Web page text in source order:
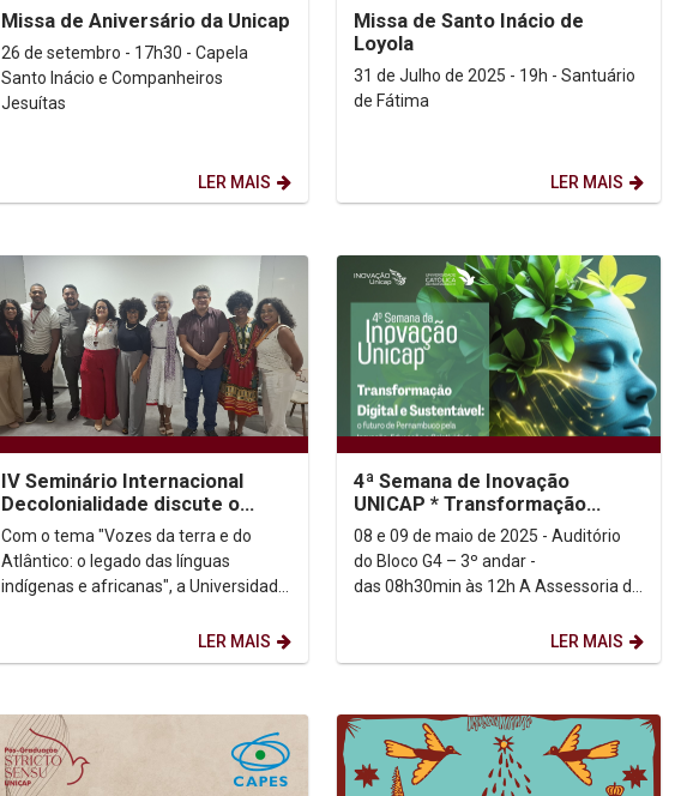
Missa de Aniversário da Unicap
26 de setembro - 17h30 - Capela
Santo Inácio e Companheiros
Jesuítas
LER MAIS
Missa de Santo Inácio de
Loyola
31 de Julho de 2025 - 19h - Santuário
de Fátima
LER MAIS
IV Seminário Internacional
Decolonialidade discute o
legado das línguas indígenas e
africanas
Com o tema "Vozes da terra e do
Atlântico: o legado das línguas
indígenas e africanas", a Universidade
LER MAIS
4ª Semana de Inovação
UNICAP * Transformação
Digital e Sustentável: o futuro
de Pernambuco pela...
08 e 09 de maio de 2025 - Auditório
do Bloco G4 – 3º andar -
das 08h30min às 12h A Assessoria de
LER MAIS